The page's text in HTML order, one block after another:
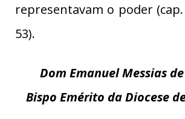
representavam o poder
53).
Dom Emanuel Messias
Bispo Emérito da Diocese